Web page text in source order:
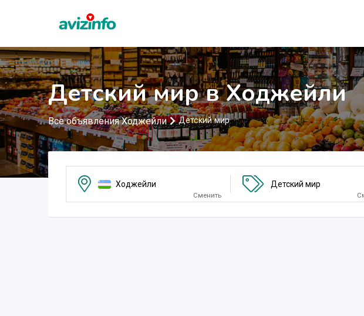
Детский мир в Ходжейли
Все объявления Ходжейли Детский мир
Ходжейли
Сменить
Детский мир